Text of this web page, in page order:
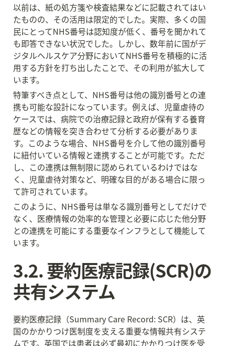
以前は、紙の処方箋や検査結果などに記載されてはい
たものの、その活用は限定的でした。実際、多くの国
民にとってNHS番号は認知度が低く、番号を聞かれて
も即答できない状況でした。しかし、数年前に国がデ
ジタルヘルスケア分野においてNHS番号を積極的に活
用する方針を打ち出したことで、その利用が拡大して
います。
特筆すべき点として、NHS番号は他の識別番号との連
携も可能な設計になっています。例えば、児童虐待の
ケースでは、病院での治療記録と政府が保有する養育
歴などの情報を突き合わせて分析する必要がありま
す。このような場合、NHS番号を介して他の識別番号
に紐付いている情報と連携することが可能です。ただ
し、この連携は無制限に認められているわけではな
く、児童虐待対策など、明確な目的がある場合に限っ
て許可されています。
このように、NHS番号は単なる識別番号としてだけで
なく、医療情報の効率的な管理と必要に応じた他分野
との連携を可能にする重要なインフラとして機能して
います。
3.2. 要約医療記録(SCR)の
共有システム
要約医療記録（Summary Care Record: SCR）は、英
国のかかりつけ医制度を支える重要な情報共有システ
ムです。英国では患者は必ず最初にかかりつけ医を受